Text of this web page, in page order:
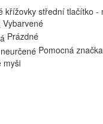
Vybarvené
Prázdné
Pomocná značka
myši